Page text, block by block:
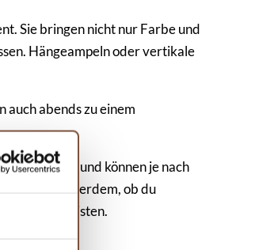
Sie bringen nicht nur Farbe und
Hängeampeln oder vertikale
abends zu einem
und können je nach
dir außerdem, ob du
gewährleisten.